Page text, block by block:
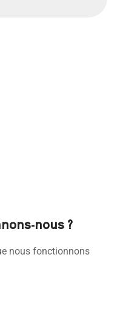
nous ?
nous fonctionnons